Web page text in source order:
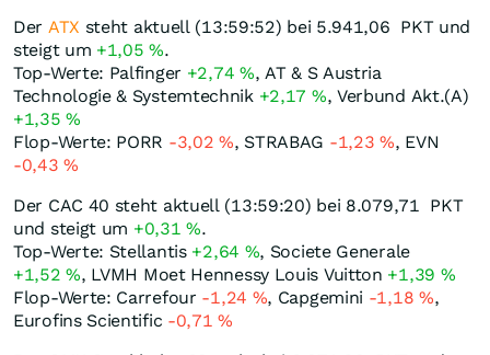
Der ATX steht aktuell (13:59:52) bei 5.941,06 PKTund
steigt um +1,05%.
Top-Werte: Palfinger +2,74 %, AT & S Austria
Technologie & Systemtechnik +2,17 %, Verbund Akt.(A)
+1,35%
Flop-Werte: PORR -3,02%, STRABAG -1,23%, EVN
-0,43%
Der CAC 40 steht aktuell (13:59:20) bei 8.079,71 PKT
und steigt um +0,31%.
Top-Werte: Stellantis +2,64 %, Societe Generale
+1,52%, LVMH Moet Hennessy Louis Vuitton +1,39 %
Flop-Werte: Carrefour -1,24 %, Capgemini -1,18 %,
Eurofins Scientific -0,71%